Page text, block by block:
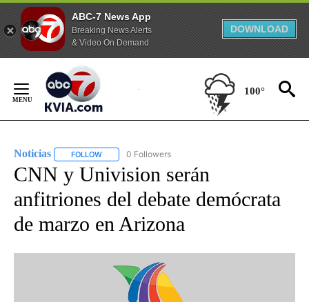
ABC-7 News App
Breaking News Alerts
& Video On Demand
DOWNLOAD
Content
100°
Noticias FOLLOW FOLLOW "NOTICIAS" TO RECEIVE NOTIFICATIONS
0 Followers
CNN y Univision serán
anfitriones del debate demócrata
de marzo en Arizona